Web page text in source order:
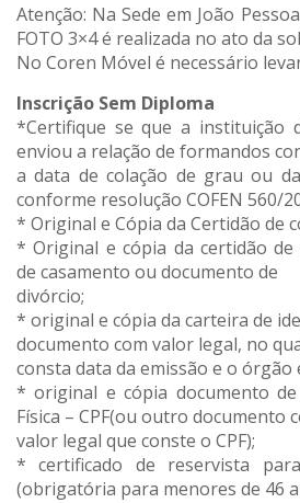
Atenção: Na Sede em João
FOTO 3×4 é realizada no ato da
No Coren Móvel é necessário
Inscrição Sem Diploma
*Certifique se que a instituição
enviou a relação de formandos
a data de colação de grau ou
conforme resolução COFEN 560/
* Original e Cópia da Certidão de
* Original e cópia da certidão de
de casamento ou documento de
divórcio;
* original e cópia da carteira de
documento com valor legal, no
consta data da emissão e o órgão
* original e cópia documento de
Física – CPF(ou outro documento
valor legal que conste o CPF);
* certificado de reservista
(obrigatória para menores de 46